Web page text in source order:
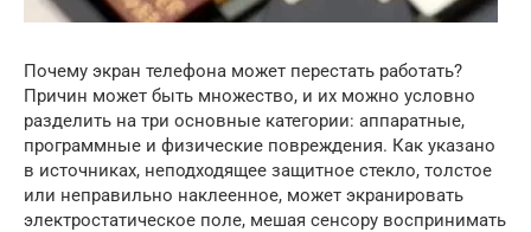
Почему экран телефона может перестать работать?
Причин может быть множество, и их можно условно
разделить на три основные категории: аппаратные,
программные и физические повреждения. Как указано
в источниках, неподходящее защитное стекло, толстое
или неправильно наклеенное, может экранировать
электростатическое поле, мешая сенсору воспринимать